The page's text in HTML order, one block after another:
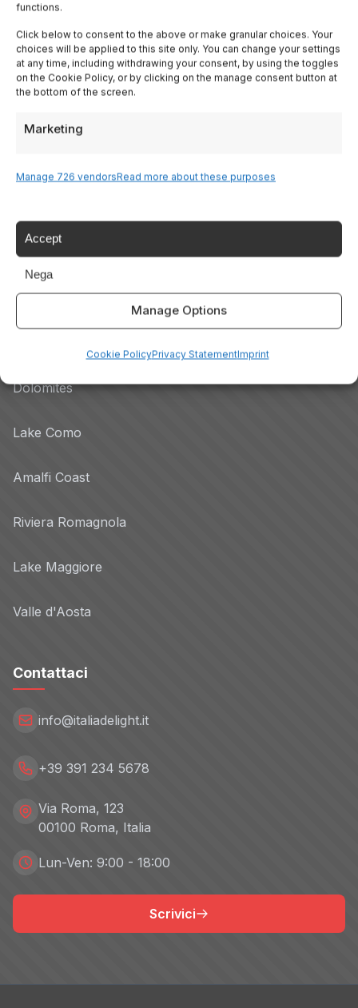
functions.
Click below to consent to the above or make granular choices. Your
choices will be applied to this site only. You can change your settings
at any time, including withdrawing your consent, by using the toggles
on the Cookie Policy, or by clicking on the manage consent button at
the bottom of the screen.
Marketing
Manage 726 vendorsRead more about these purposes
Accept
Nega
Manage Options
Cookie PolicyPrivacy StatementImprint
Lombardy
Trentino
Piedmont
Tutte le Regioni →
Destinazioni
Dolomites
Lake Como
Amalfi Coast
Riviera Romagnola
Lake Maggiore
Valle d'Aosta
Contattaci
info@italiadelight.it
+39 391 234 5678
Via Roma, 123
00100 Roma, Italia
Lun-Ven: 9:00 - 18:00
Scrivici